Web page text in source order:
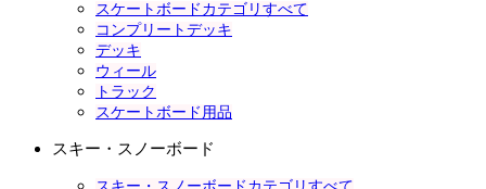
スケートボードカテゴリすべて
コンプリートデッキ
デッキ
ウィール
トラック
スケートボード用品
スキー・スノーボード